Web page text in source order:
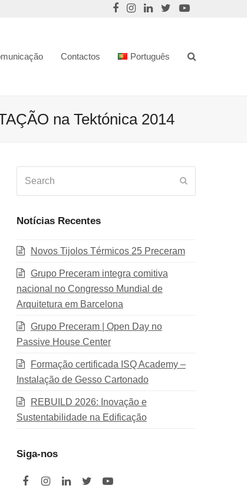
Contactos Português
na Tektónica 2014
Notícias Recentes
Novos Tijolos Térmicos 25 Preceram
Grupo Preceram integra comitiva
nacional no Congresso Mundial de
Arquitetura em Barcelona
Grupo Preceram | Open Day no
Passive House Center
Formação certificada ISQ Academy –
Instalação de Gesso Cartonado
REBUILD 2026: Inovação e
Sustentabilidade na Edificação
Siga-nos
F
I
L
Y